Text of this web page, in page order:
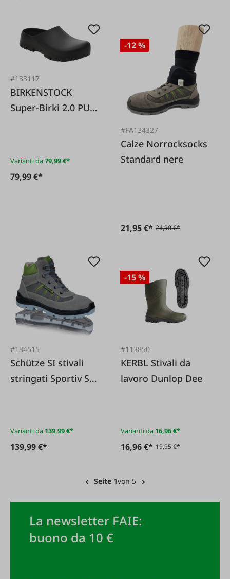
#133117
BIRKENSTOCK
Super-Birki 2.0 PU
Varianti da79,99 €*
79,99 €*
-12 %
#FA134327
Calze Norrocksocks
Standard nere
21,95 €* 24,90 €*
#134515
Schütze SI stivali
stringati Sportiv S3
Varianti da 139,99 €*
139,99 €*
-15 %
#113850
KERBL Stivali da
lavoro Dunlop Dee
Varianti da 16,96 €*
16,96 €* 19,95 €*
Seite 1von 5
La newsletter FAIE:
buono da 10 €